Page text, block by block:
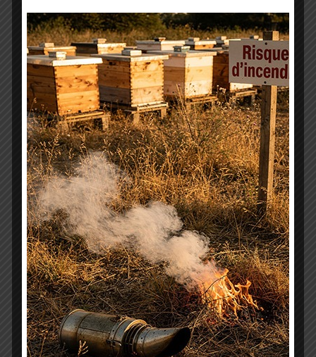
Actualités ParGDSA 22 20 juin 2014
Vous trouverez ci-dessous une bien belle vidéo qui
montre le travail acharné mené par nos
butineuses, de l’abeille bien sûr mais aussi des
colibris, papillons et autres chauves souris, régalez
vous !!
Liste des apiculteurs éleveurs,
susceptibles de vendre des essaims
Bonnes Pratiques ParGDSA 22
20 juin 2014
126 Commentaires
Vous êtes plusieurs à nous demander auprès de
qui vous pouvez acquérir des essaims, vous
trouverez donc ci-dessous une liste d’apiculteurs,
adhérents au GDSA 22, habilités à en vendre.